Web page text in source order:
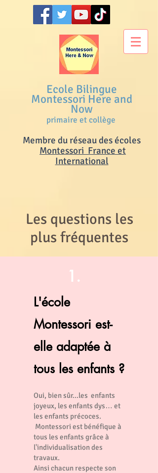
Ecole Bilingue
Montessori Here and
Now
primaire et collège
Membre du réseau des écoles
Montessori France et
International
Les questions les
plus fréquentes
1.
L'école
Montessori est-
elle adaptée à
tous les enfants ?
Oui, bien sûr...les enfants
joyeux, les enfants dys… et
les enfants précoces.
Montessori est bénéfique à
tous les enfants grâce à
l'individualisation des
travaux.
Ainsi chacun respecte son